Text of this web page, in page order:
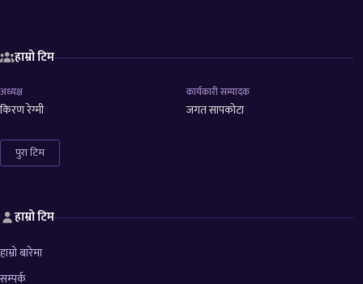
हाम्रो टिम
अध्यक्ष
किरण रेग्मी
कार्यकारी सम्पादक
जगत सापकोटा
पुरा टिम
हाम्रो टिम
हाम्रो बारेमा
सम्पर्क